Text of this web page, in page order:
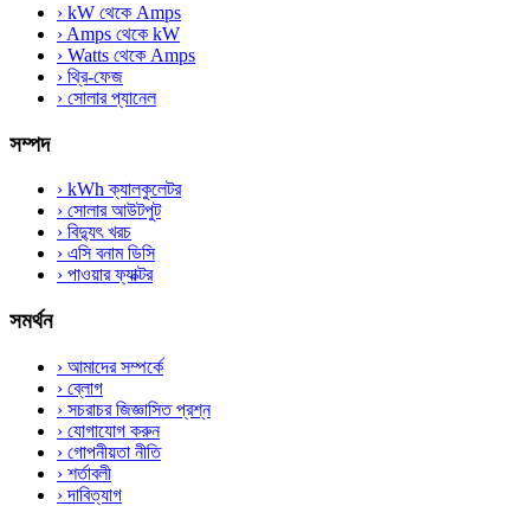
› kW থেকে Amps
› Amps থেকে kW
› Watts থেকে Amps
› থ্রি-ফেজ
› সোলার প্যানেল
সম্পদ
› kWh ক্যালকুলেটর
› সোলার আউটপুট
› বিদ্যুৎ খরচ
› এসি বনাম ডিসি
› পাওয়ার ফ্যাক্টর
সমর্থন
› আমাদের সম্পর্কে
› ব্লোগ
› সচরাচর জিজ্ঞাসিত প্রশ্ন
› যোগাযোগ করুন
› গোপনীয়তা নীতি
› শর্তাবলী
›দাবিত্যাগ